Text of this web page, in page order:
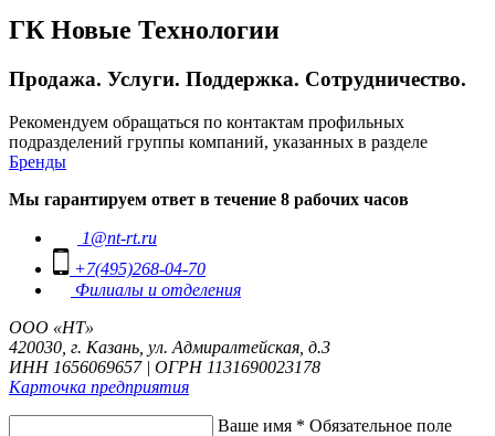
ГК Новые Технологии
Продажа. Услуги. Поддержка. Сотрудничество.
Рекомендуем обращаться по контактам профильных
подразделений группы компаний, указанных в разделе
Бренды
Мы гарантируем ответ в течение 8 рабочих часов
1@nt-rt.ru
+7(495)268-04-70
Филиалы и отделения
ООО «НТ»
420030, г. Казань, ул. Адмиралтейская, д.3
ИНН 1656069657 | ОГРН 1131690023178
Карточка предприятия
Ваше имя * Обязательное поле